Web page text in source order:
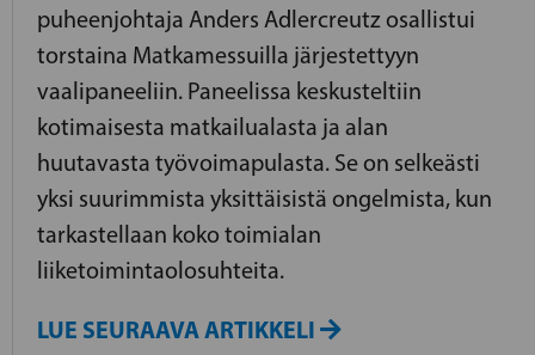
puheenjohtaja Anders Adlercreutz osallistui
torstaina Matkamessuilla järjestettyyn
vaalipaneeliin. Paneelissa keskusteltiin
kotimaisesta matkailualasta ja alan
huutavasta työvoimapulasta. Se on selkeästi
yksi suurimmista yksittäisistä ongelmista, kun
tarkastellaan koko toimialan
liiketoimintaolosuhteita.
LUE SEURAAVA ARTIKKELI